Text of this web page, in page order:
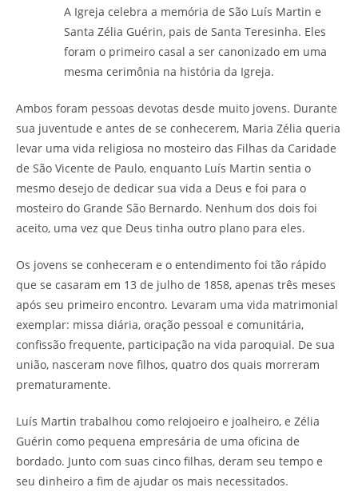
A Igreja celebra a memória de São Luís Martin e
Santa Zélia Guérin, pais de Santa Teresinha. Eles
foram o primeiro casal a ser canonizado em uma
mesma cerimônia na história da Igreja.
Ambos foram pessoas devotas desde muito jovens. Durante
sua juventude e antes de se conhecerem, Maria Zélia queria
levar uma vida religiosa no mosteiro das Filhas da Caridade
de São Vicente de Paulo, enquanto Luís Martin sentia o
mesmo desejo de dedicar sua vida a Deus e foi para o
mosteiro do Grande São Bernardo. Nenhum dos dois foi
aceito, uma vez que Deus tinha outro plano para eles.
Os jovens se conheceram e o entendimento foi tão rápido
que se casaram em 13 de julho de 1858, apenas três meses
após seu primeiro encontro. Levaram uma vida matrimonial
exemplar: missa diária, oração pessoal e comunitária,
confissão frequente, participação na vida paroquial. De sua
união, nasceram nove filhos, quatro dos quais morreram
prematuramente.
Luís Martin trabalhou como relojoeiro e joalheiro, e Zélia
Guérin como pequena empresária de uma oficina de
bordado. Junto com suas cinco filhas, deram seu tempo e
seu dinheiro a fim de ajudar os mais necessitados.